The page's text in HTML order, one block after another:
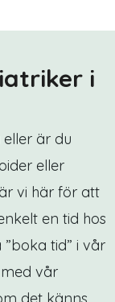
i
är du
eller
vi här för att
en tid hos
tid” i vår
vår